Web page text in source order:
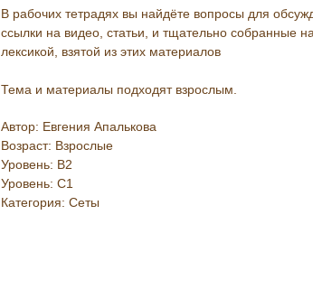
В рабочих тетрадях вы найдёте вопросы для
ссылки на видео, статьи, и тщательно собранные
лексикой, взятой из этих материалов
Тема и материалы подходят взрослым.
Автор: Евгения Апалькова
Возраст: Взрослые
Уровень: B2
Уровень: C1
Категория: Сеты